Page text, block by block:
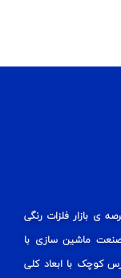
وارد عرصه ی بازار فلزات رنگی
بنیانگذار صنعت ماشین سازی با
کوچک با ابعاد کلی